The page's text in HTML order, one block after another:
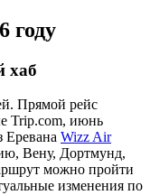
году
хаб
Прямой рейс
Trip.com, июнь
Еревана Wizz Air
Вену, Дортмунд,
можно пройти
изменения по